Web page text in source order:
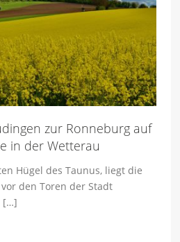
zur Ronneburg auf
in der Wetterau
Hügel des Taunus, liegt die
den Toren der Stadt
[…]